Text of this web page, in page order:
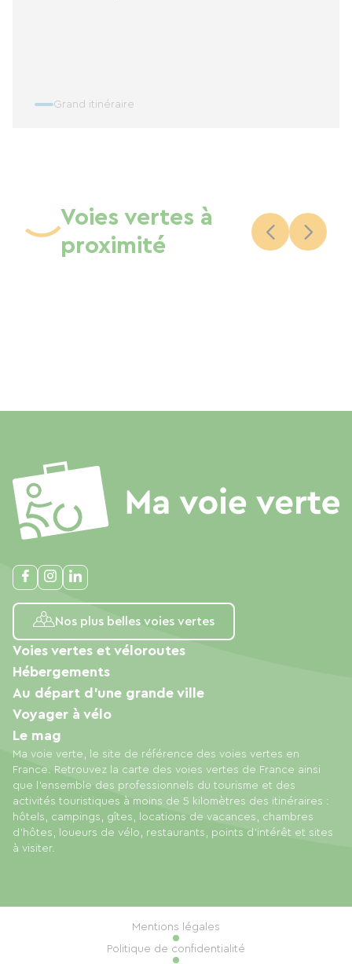
Grand itinéraire
Voies vertes à
proximité
Nos plus belles voies vertes
Ma voie verte, le site de référence des voies vertes en
France. Retrouvez la carte des voies vertes de France ainsi
que l'ensemble des professionnels du tourisme et des
activités touristiques à moins de 5 kilomètres des itinéraires :
hôtels, campings, gîtes, locations de vacances, chambres
d'hôtes, loueurs de vélo, restaurants, points d'intérêt et sites
à visiter.
Voies vertes et véloroutes
Hébergements
Au départ d'une grande ville
Voyager à vélo
Le mag
Mentions légales
Politique de confidentialité